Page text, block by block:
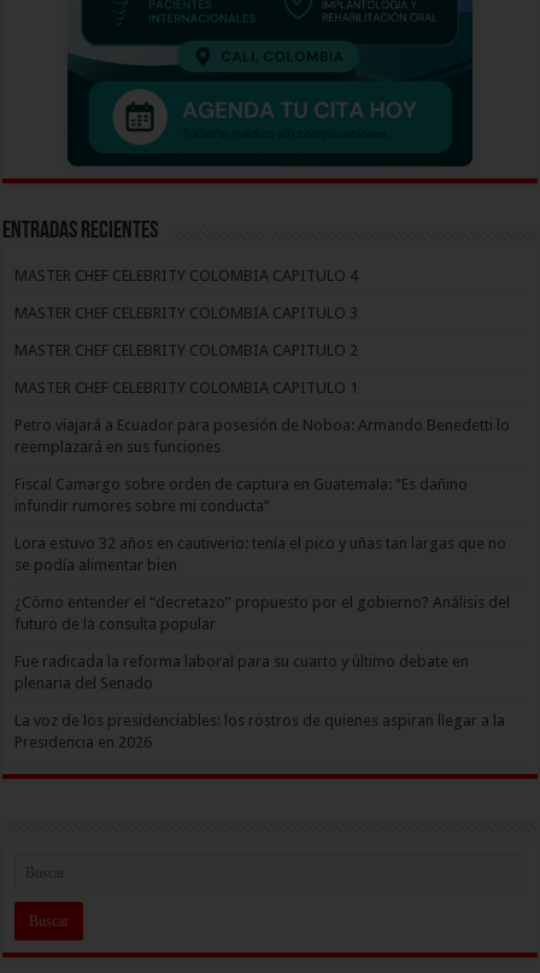
Entradas recientes
MASTER CHEF CELEBRITY COLOMBIA CAPITULO 4
MASTER CHEF CELEBRITY COLOMBIA CAPITULO 3
MASTER CHEF CELEBRITY COLOMBIA CAPITULO 2
MASTER CHEF CELEBRITY COLOMBIA CAPITULO 1
Petro viajará a Ecuador para posesión de Noboa: Armando Benedetti lo
reemplazará en sus funciones
Fiscal Camargo sobre orden de captura en Guatemala: “Es dañino
infundir rumores sobre mi conducta”
Lora estuvo 32 años en cautiverio: tenía el pico y uñas tan largas que no
se podía alimentar bien
¿Cómo entender el “decretazo” propuesto por el gobierno? Análisis del
futuro de la consulta popular
Fue radicada la reforma laboral para su cuarto y último debate en
plenaria del Senado
La voz de los presidenciables: los rostros de quienes aspiran llegar a la
Presidencia en 2026